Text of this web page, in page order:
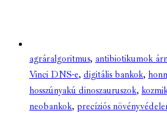
agráralgoritmus, antibiotikumok
Vinci DNS-e, digitális bankok,
hosszúnyakú dinoszauruszok,
neobankok, precíziós